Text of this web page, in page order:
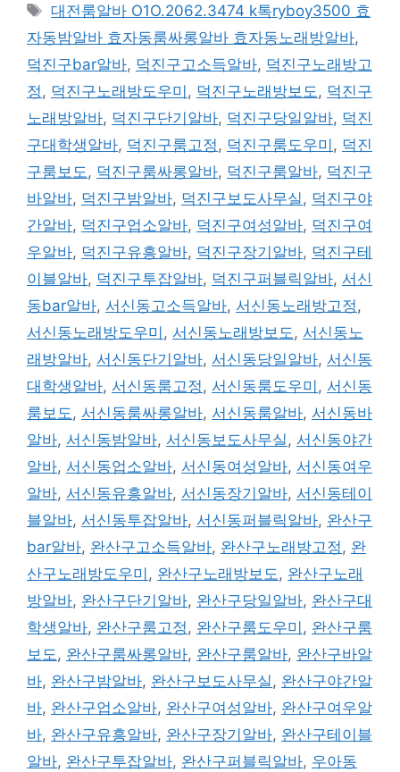
리
태
그
대전룸알바 O1O.2062.3474 k톡ryboy3500 효
자동밤알바 효자동룸싸롱알바 효자동노래방알바,
덕진구bar알바, 덕진구고소득알바, 덕진구노래방고
정, 덕진구노래방도우미 , 덕진구노래방보도, 덕진구
노래방알바, 덕진구단기알바, 덕진구당일알바, 덕진
구대학생알바, 덕진구룸고정, 덕진구룸도우미 , 덕진
구룸보도, 덕진구룸싸롱알바, 덕진구룸알바, 덕진구
바알바, 덕진구밤알바, 덕진구보도사무실, 덕진구야
간알바, 덕진구업소알바, 덕진구여성알바, 덕진구여
우알바, 덕진구유흥알바, 덕진구장기알바, 덕진구테
이블알바, 덕진구투잡알바, 덕진구퍼블릭알바, 서신
동bar알바, 서신동고소득알바, 서신동노래방고정,
서신동노래방도우미 , 서신동노래방보도, 서신동노
래방알바, 서신동단기알바, 서신동당일알바, 서신동
대학생알바, 서신동룸고정, 서신동룸도우미 , 서신동
룸보도, 서신동룸싸롱알바, 서신동룸알바, 서신동바
알바, 서신동밤알바, 서신동보도사무실, 서신동야간
알바, 서신동업소알바, 서신동여성알바, 서신동여우
알바, 서신동유흥알바, 서신동장기알바, 서신동테이
블알바, 서신동투잡알바, 서신동퍼블릭알바, 완산구
bar알바, 완산구고소득알바, 완산구노래방고정, 완
산구노래방도우미 , 완산구노래방보도, 완산구노래
방알바, 완산구단기알바, 완산구당일알바, 완산구대
학생알바, 완산구룸고정, 완산구룸도우미 , 완산구룸
보도, 완산구룸싸롱알바, 완산구룸알바, 완산구바알
바, 완산구밤알바, 완산구보도사무실, 완산구야간알
바, 완산구업소알바, 완산구여성알바, 완산구여우알
바, 완산구유흥알바, 완산구장기알바, 완산구테이블
알바, 완산구투잡알바, 완산구퍼블릭알바, 우아동